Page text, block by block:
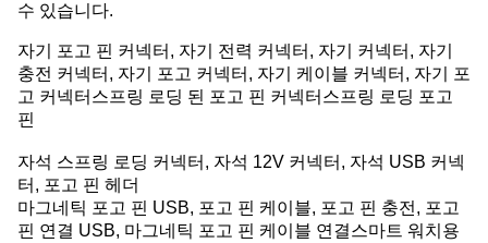
수 있습니다.
자기 포고 핀 커넥터, 자기 전력 커넥터, 자기 커넥터, 자기
충전 커넥터, 자기 포고 커넥터, 자기 케이블 커넥터, 자기 포
고 커넥터스프링 로딩 된 포고 핀 커넥터스프링 로딩 포고
핀
자석 스프링 로딩 커넥터, 자석 12V 커넥터, 자석 USB 커넥
터, 포고 핀 헤더
마그네틱 포고 핀 USB, 포고 핀 케이블, 포고 핀 충전, 포고
핀 연결 USB, 마그네틱 포고 핀 케이블 연결스마트 워치용